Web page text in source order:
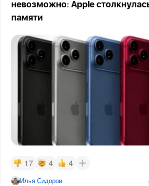
невозможно: Apple
памяти
17 4 4
Илья Сидоров